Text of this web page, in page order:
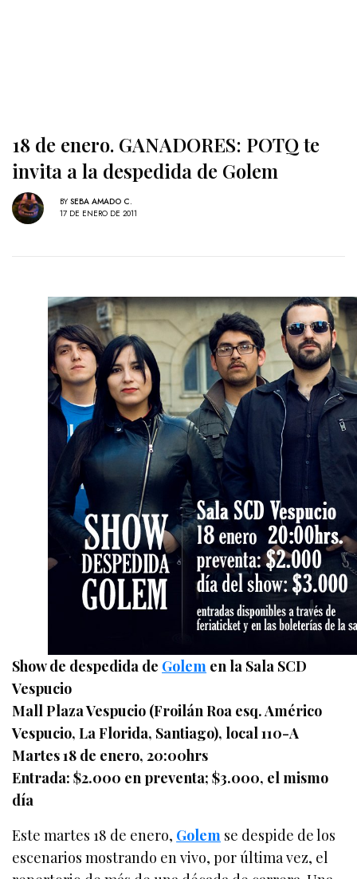
18 de enero. GANADORES: POTQ te
invita a la despedida de Golem
BY SEBA AMADO C.
17 DE ENERO DE 2011
Show de despedida de Golem en la Sala SCD
Vespucio
Mall Plaza Vespucio (Froilán Roa esq. Américo
Vespucio, La Florida, Santiago), local 110-A
Martes 18 de enero, 20:00hrs
Entrada: $2.000 en preventa; $3.000, el mismo
día
Este martes 18 de enero, Golem se despide de los
escenarios mostrando en vivo, por última vez, el